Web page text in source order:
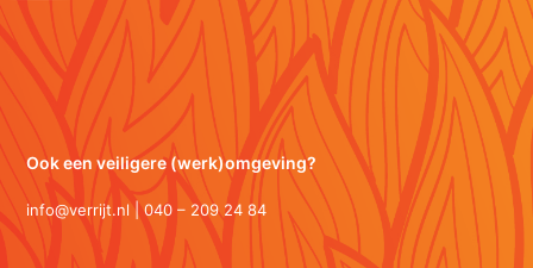
Ook een veiligere (werk)omgeving?
info@verrijt.nl | 040 – 209 24 84